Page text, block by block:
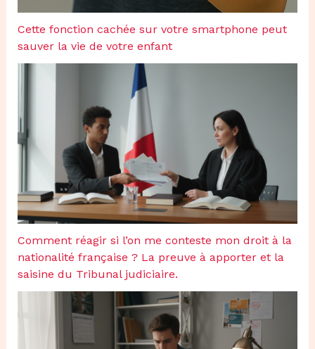
Cette fonction cachée sur votre smartphone peut
sauver la vie de votre enfant
Comment réagir si l’on me conteste mon droit à la
nationalité française ? La preuve à apporter et la
saisine du Tribunal judiciaire.